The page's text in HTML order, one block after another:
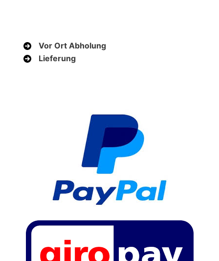
Vor Ort Abholung
Lieferung